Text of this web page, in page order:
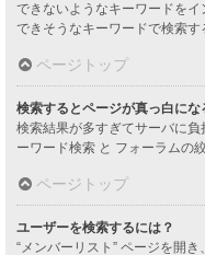
できないようなキーワードを
できそうなキーワードで検索す
ページトップ
検索するとページが真っ白にな
検索結果が多すぎてサーバに
ーワード検索 と フォーラムの
ページトップ
ユーザーを検索するには？
“メンバーリスト” ページを開